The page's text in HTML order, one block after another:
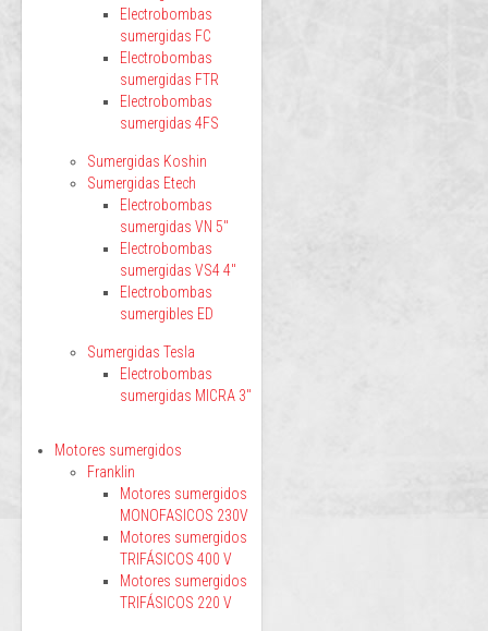
Electrobombas
sumergidas FC
Electrobombas
sumergidas FTR
Electrobombas
sumergidas 4FS
Sumergidas Koshin
Sumergidas Etech
Electrobombas
sumergidas VN 5"
Electrobombas
sumergidas VS4 4"
Electrobombas
sumergibles ED
Sumergidas Tesla
Electrobombas
sumergidas MICRA 3"
Motores sumergidos
Franklin
Motores sumergidos
MONOFASICOS 230V
Motores sumergidos
TRIFÁSICOS 400 V
Motores sumergidos
TRIFÁSICOS 220 V